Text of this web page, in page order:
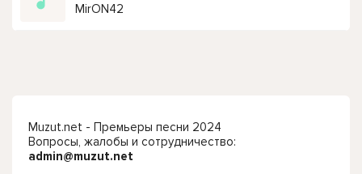
MirON42
Muzut.net - Премьеры песни 2024
Вопросы, жалобы и сотрудничество:
admin@muzut.net